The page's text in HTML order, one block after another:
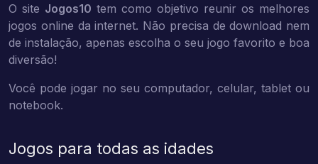
O site Jogos10 tem como objetivo reunir os melhores
jogos online da internet. Não precisa de download nem
de instalação, apenas escolha o seu jogo favorito e boa
diversão!
Você pode jogar no seu computador, celular, tablet ou
notebook.
Jogos para todas as idades